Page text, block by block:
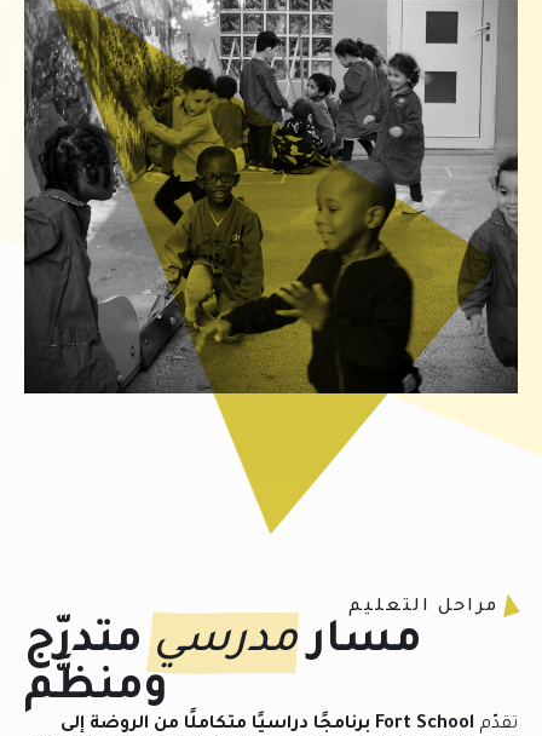
مراحل التعليم
مسار مدرسي متدرّج
ومنظَّم
تقدّم Fort School برنامجًا دراسيًا متكاملًا من الروضة إلى